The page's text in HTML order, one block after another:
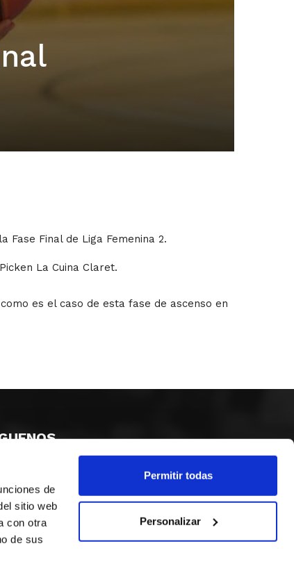
de
sitio web
con otra
de sus
Permitir todas
Personalizar
Final de Liga Femenina 2.
La Cuina Claret.
es el caso de esta fase de ascenso en